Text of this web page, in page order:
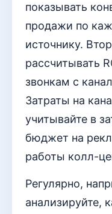
показывать
продажи по
источнику.
рассчитывать
звонкам с
Затраты на
учитывайте в
бюджет на
работы колл-
Регулярно,
анализируйте,